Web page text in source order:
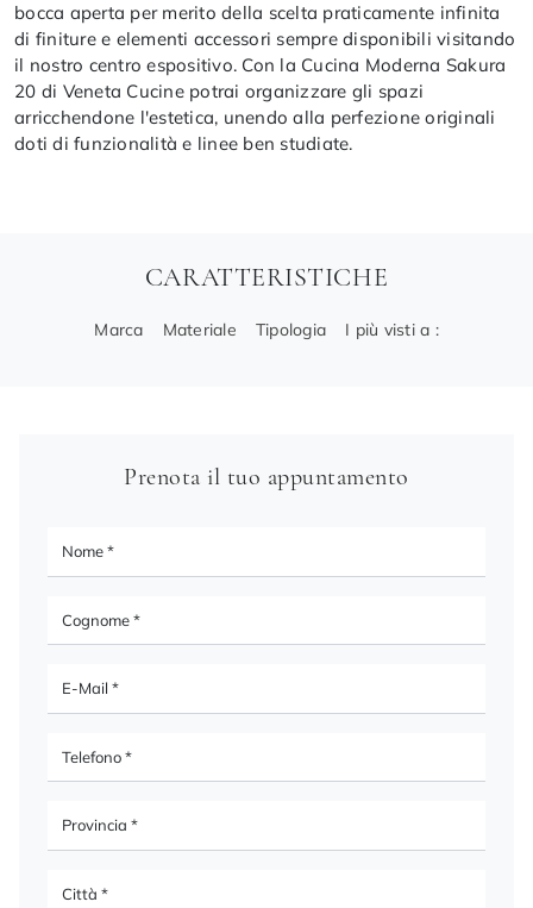
bocca aperta per merito della scelta praticamente infinita
di finiture e elementi accessori sempre disponibili visitando
il nostro centro espositivo. Con la Cucina Moderna Sakura
20 di Veneta Cucine potrai organizzare gli spazi
arricchendone l'estetica, unendo alla perfezione originali
doti di funzionalità e linee ben studiate.
CARATTERISTICHE
Marca Materiale Tipologia I più visti a :
Prenota il tuo appuntamento